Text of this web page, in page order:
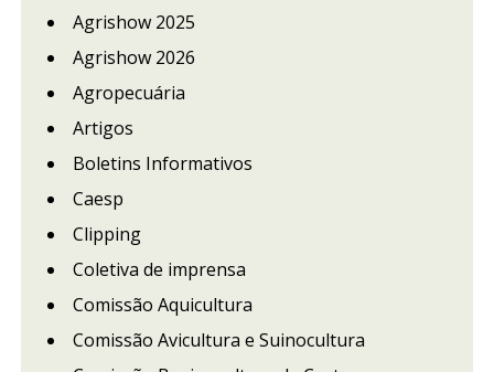
Agrishow 2025
Agrishow 2026
Agropecuária
Artigos
Boletins Informativos
Caesp
Clipping
Coletiva de imprensa
Comissão Aquicultura
Comissão Avicultura e Suinocultura